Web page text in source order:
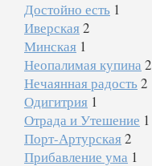
Достойно есть 1
Иверская2
Минская 1
Неопалимая купина 2
Нечаянная радость2
Одигитрия 1
Отрада и Утешение 1
Порт-Артурская2
Прибавление ума 1